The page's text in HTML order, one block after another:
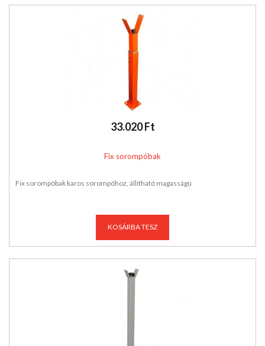
33.020 Ft
Fix sorompóbak
Fix sorompóbak karos sorompóhoz, állítható magasságú
KOSÁRBA TESZ